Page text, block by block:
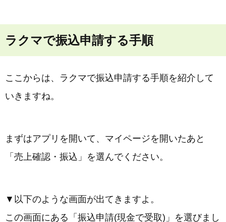
ラクマで振込申請する手順
ここからは、ラクマで振込申請する手順を紹介して
いきますね。
まずはアプリを開いて、マイページを開いたあと
「売上確認・振込」を選んでください。
▼以下のような画面が出てきますよ。
この画面にある「振込申請(現金で受取)」を選びまし